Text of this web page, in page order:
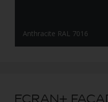
Anthracite RAL 7016
ECRAN+